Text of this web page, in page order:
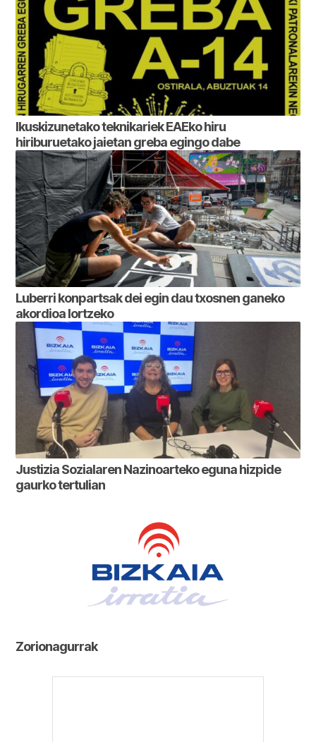
Ikuskizunetako teknikariek EAEko hiru
hiriburuetako jaietan greba egingo dabe
Luberri konpartsak dei egin dau txosnen ganeko
akordioa lortzeko
Justizia Sozialaren Nazinoarteko eguna hizpide
gaurko tertulian
Zorionagurrak